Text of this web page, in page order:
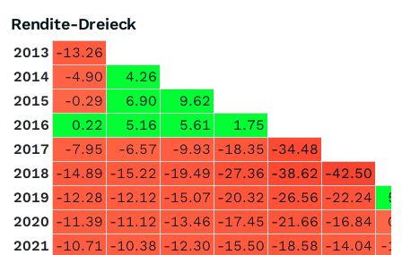
Rendite-Dreieck
2013 -13.26
2014
-4.90
4.26
2015
-0.29 6.90
9.62
2016
0.22 5.16 5.61
1.75
2017
-7.95 -6.57 -9.93 -18.35 -34.48
2018 -14.89 -15.22 -19.49 -27.36 -38.62 -42.50
2019 -12.28 -12.12 -15.07 -20.32 -26.56 -22.24
2020 -11.39 -11.12 -13.46 -17.45 -21.66 -16.84
2021 -10.71 -10.38 -12.30 -15.50 -18.58 -14.04 -